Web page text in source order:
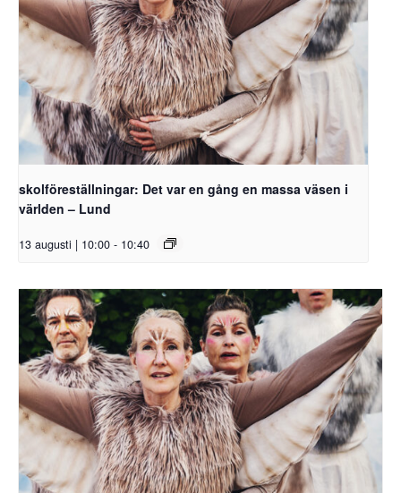
skolföreställningar: Det var en gång en massa väsen i
världen – Lund
13 augusti | 10:00 - 10:40